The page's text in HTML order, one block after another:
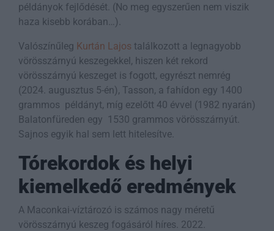
példányok fejlődését. (No meg egyszerűen nem viszik
haza kisebb korában…).
Valószínűleg Kurtán Lajos találkozott a legnagyobb
vörösszárnyú keszegekkel, hiszen két rekord
vörösszárnyú keszeget is fogott, egyrészt nemrég
(2024. augusztus 5-én), Tasson, a fahídon egy 1400
grammos példányt, míg ezelőtt 40 évvel (1982 nyarán)
Balatonfüreden egy 1530 grammos vörösszárnyút.
Sajnos egyik hal sem lett hitelesítve.
Tórekordok és helyi
kiemelkedő eredmények
A Maconkai-víztározó is számos nagy méretű
vörösszárnyú keszeg fogásáról híres. 2022.